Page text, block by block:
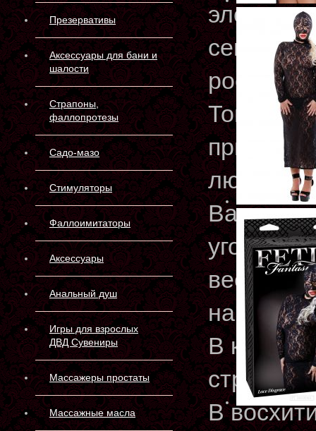
Презервативы
Аксессуары для бани и
шалости
Страпоны,
фаллопротезы
Садо-мазо
Стимуляторы
Фаллоимитаторы
Аксессуары
Анальный душ
Игры для взрослых
ДВД Сувениры
Массажеры простаты
Массажные масла
Тонкое
Ваше
уголки!
весьма
В
стринги,
В